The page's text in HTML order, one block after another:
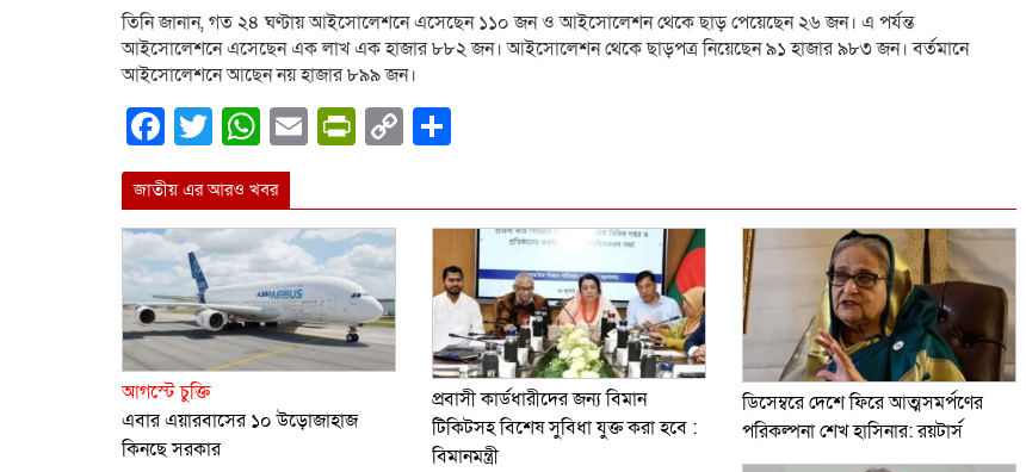
তিনি জানান, গত ২৪ ঘণ্টায় আইসোলেশনে এসেছেন ১১০ জন ও আইসোলেশন থেকে ছাড় পেয়েছেন ২৬ জন। এ পর্যন্ত
আইসোলেশনে এসেছেন এক লাখ এক হাজার ৮৮২ জন। আইসোলেশন থেকে ছাড়পত্র নিয়েছেন ৯১ হাজার ৯৮৩ জন। বর্তমানে
আইসোলেশনে আছেন নয় হাজার ৮৯৯ জন।
Facebook
Twitter
WhatsApp
EmailPrintFriendly
Copy
জাতীয় এর আরও খবর
আগস্টে চুক্তি
এবার এয়ারবাসের ১০ উড়োজাহাজ
কিনছে সরকার
প্রবাসী কার্ডধারীদের জন্য বিমান
টিকিটসহ বিশেষ সুবিধা যুক্ত করা হবে :
বিমানমন্ত্রী
ডিসেম্বরে দেশে ফিরে আত্মসমর্পণের
পরিকল্পনা শেখ হাসিনার: রয়টার্স